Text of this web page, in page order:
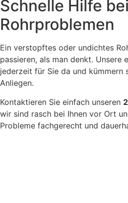
Schnelle Hilfe bei
Rohrproblemen
Ein verstopftes oder undichtes
passieren, als man denkt. Unsere
jederzeit für Sie da und kümmern
Anliegen.
Kontaktieren Sie einfach unseren
wir sind rasch bei Ihnen vor Ort
Probleme fachgerecht und